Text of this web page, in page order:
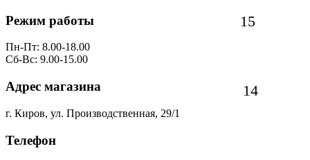
Режим работы
Пн-Пт: 8.00-18.00
Сб-Вс: 9.00-15.00
Адрес магазина
г. Киров, ул. Производственная, 29/1
Телефон
15
14